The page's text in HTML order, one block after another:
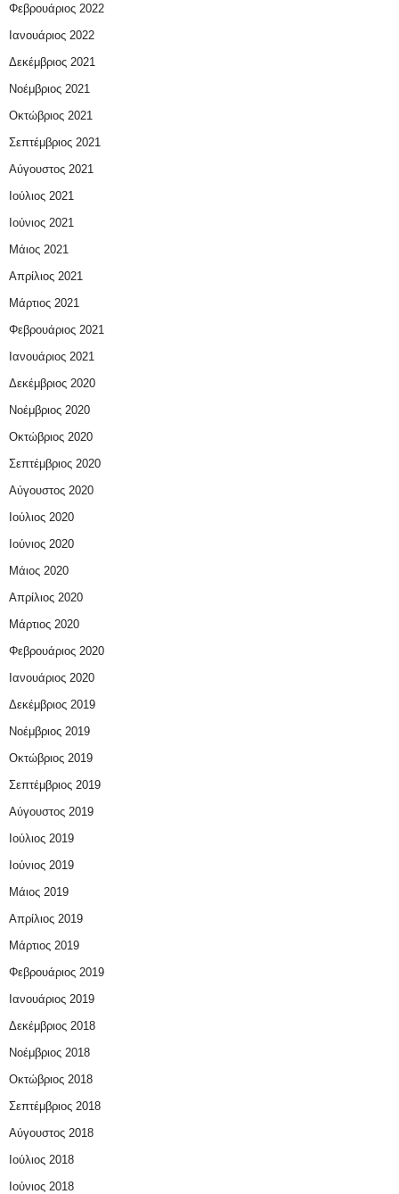
Φεβρουάριος 2022
Ιανουάριος 2022
Δεκέμβριος 2021
Νοέμβριος 2021
Οκτώβριος 2021
Σεπτέμβριος 2021
Αύγουστος 2021
Ιούλιος 2021
Ιούνιος 2021
Μάιος 2021
Απρίλιος 2021
Μάρτιος 2021
Φεβρουάριος 2021
Ιανουάριος 2021
Δεκέμβριος 2020
Νοέμβριος 2020
Οκτώβριος 2020
Σεπτέμβριος 2020
Αύγουστος 2020
Ιούλιος 2020
Ιούνιος 2020
Μάιος 2020
Απρίλιος 2020
Μάρτιος 2020
Φεβρουάριος 2020
Ιανουάριος 2020
Δεκέμβριος 2019
Νοέμβριος 2019
Οκτώβριος 2019
Σεπτέμβριος 2019
Αύγουστος 2019
Ιούλιος 2019
Ιούνιος 2019
Μάιος 2019
Απρίλιος 2019
Μάρτιος 2019
Φεβρουάριος 2019
Ιανουάριος 2019
Δεκέμβριος 2018
Νοέμβριος 2018
Οκτώβριος 2018
Σεπτέμβριος 2018
Αύγουστος 2018
Ιούλιος 2018
Ιούνιος 2018